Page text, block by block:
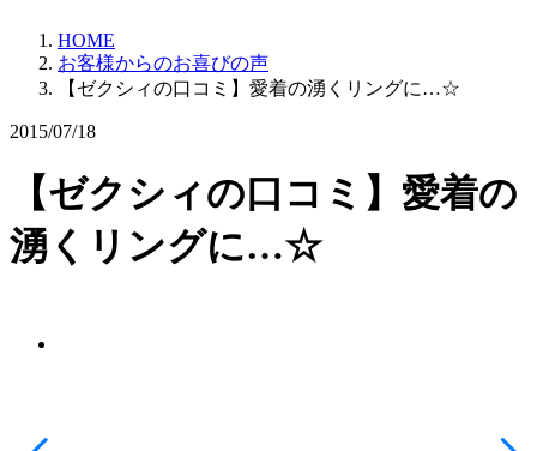
HOME
お客様からのお喜びの声
【ゼクシィの口コミ】愛着の湧くリングに…☆
2015/07/18
【ゼクシィの口コミ】愛着の
湧くリングに…☆